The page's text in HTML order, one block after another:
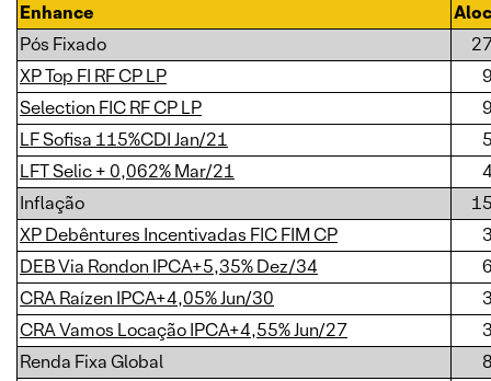
Enhance
Pós Fixado
XP Top FI RF CP LP
Selection FIC RF CP LP
LF Sofisa 115%CDI Jan/21
LFT Selic + 0,062% Mar/21
Inflação
XP Debêntures Incentivadas FIC FIM CP
DEB Via Rondon IPCA+5,35% Dez/34
CRA Raízen IPCA+4,05% Jun/30
CRA Vamos Locação IPCA+4,55% Jun/27
Renda Fixa Global